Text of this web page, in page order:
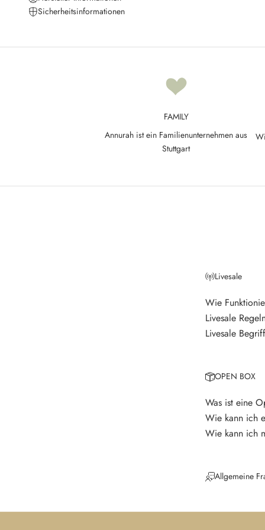
Sicherheitsinformationen
FAMILY
Annurah ist ein Familienunternehmen aus
Stuttgart
Livesale
Wie
Livesale
Livesale
OPEN BOX
Was ist eine
Wie kann ich
Wie kann ich
Allgemeine
d
s
e